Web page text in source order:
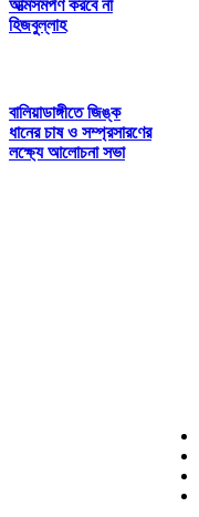
আত্মসমর্পণ করবে না
হিজবুল্লাহ
বালিয়াডাঙ্গীতে জিঙ্ক
ধানের চাষ ও সম্প্রসারণের
লক্ষ্যে আলোচনা সভা